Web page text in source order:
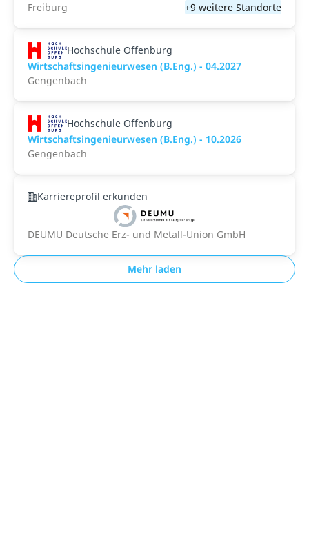
Freiburg
+9 weitere Standorte
Hochschule Offenburg
Wirtschaftsingenieurwesen (B.Eng.) - 04.2027
Gengenbach
Hochschule Offenburg
Wirtschaftsingenieurwesen (B.Eng.) - 10.2026
Gengenbach
Karriereprofil erkunden
DEUMU Deutsche Erz- und Metall-Union GmbH
Mehr laden